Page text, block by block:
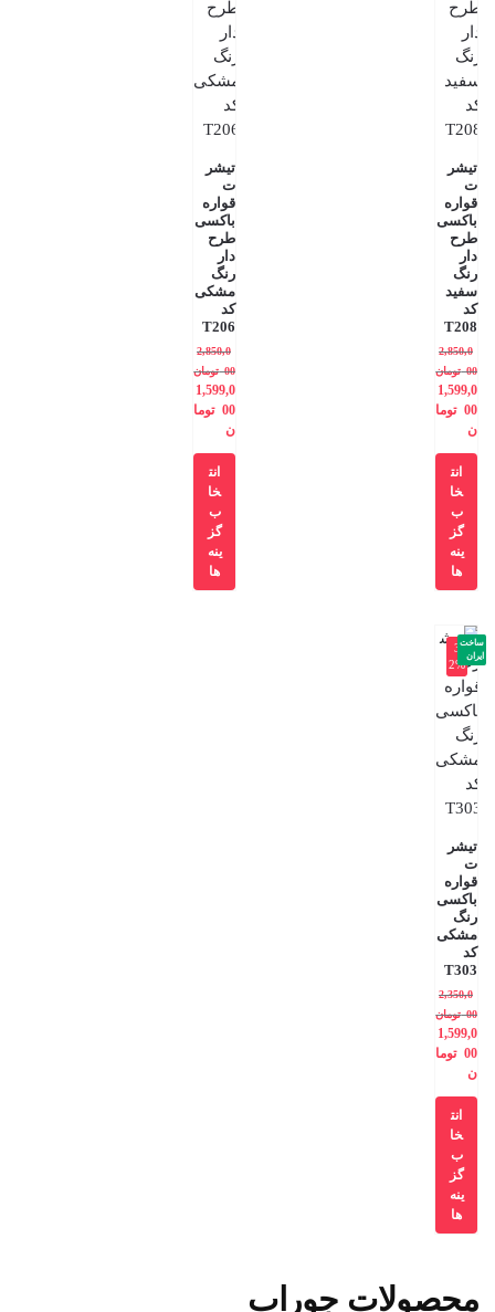
تیشر
ت
قواره
باکسی
طرح
دار
رنگ
سفید
کد
T208
2,850,0
00 تومان
1,599,0
00 توما
ن
انت
خا
ب
گز
ینه
ها
تیشر
ت
قواره
باکسی
طرح
دار
رنگ
مشکی
کد
T206
2,850,0
00 تومان
1,599,0
00 توما
ن
انت
خا
ب
گز
ینه
ها
-3
2%
تیشر
ت
قواره
باکسی
رنگ
مشکی
کد
T303
2,350,0
00 تومان
1,599,0
00 توما
ن
ساخت
ایران
انت
خا
ب
گز
ینه
ها
محصولات جوراب